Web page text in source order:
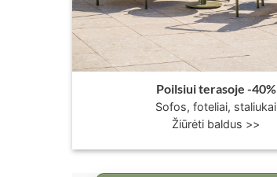
Poilsiui terasoje -40%
Sofos, foteliai, staliukai
Žiūrėti baldus >>